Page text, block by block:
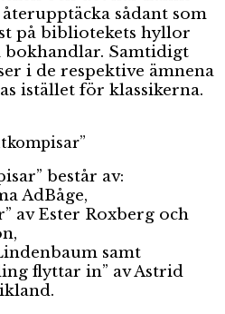
sådant som
på bibliotekets hyllor
bokhandlar. Samtidigt
i de respektive ämnena
istället för klassikerna.
består av:
AdBåge,
av Ester Roxberg och
samt
flyttar in” av Astrid